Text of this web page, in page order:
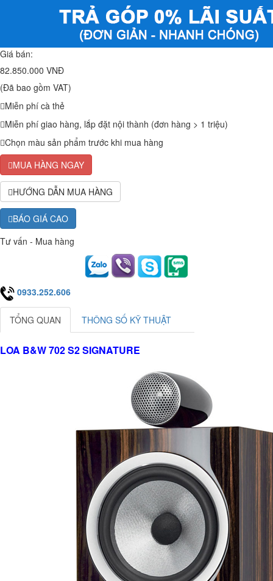
Giá bán:
82.850.000 VNĐ
(Đã bao gồm VAT)
Miễn phí cà thẻ
Miễn phí giao hàng, lắp đặt nội thành (đơn hàng > 1 triệu)
Chọn màu sản phẩm trước khi mua hàng
MUA HÀNG NGAY
HƯỚNG DẪN MUA HÀNG
BÁO GIÁ CAO
Tư vấn - Mua hàng
0933.252.606
TỔNG QUAN THÔNG SỐ KỸ THUẬT
LOA B&W 702 S2 SIGNATURE